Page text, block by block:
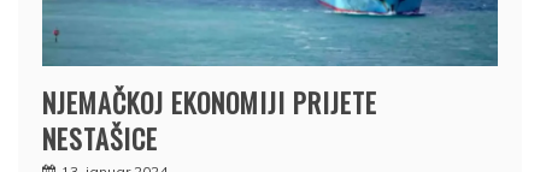
NJEMAČKOJ EKONOMIJI PRIJETE
NESTAŠICE